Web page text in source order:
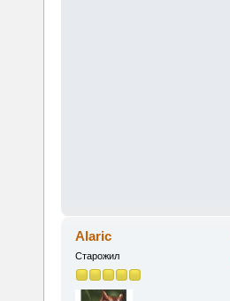
Alaric
Старожил